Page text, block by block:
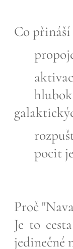
Co přináší
✨
✨
✨
✨
✨ pocit
Proč
Je to
jedinečné